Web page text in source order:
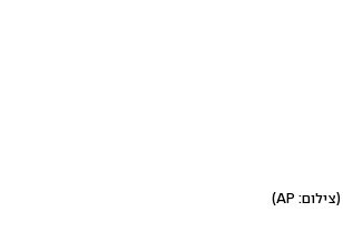
(צילום: AP)